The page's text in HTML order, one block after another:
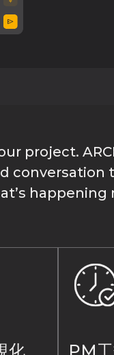
project.
conversation
happening
化 PM